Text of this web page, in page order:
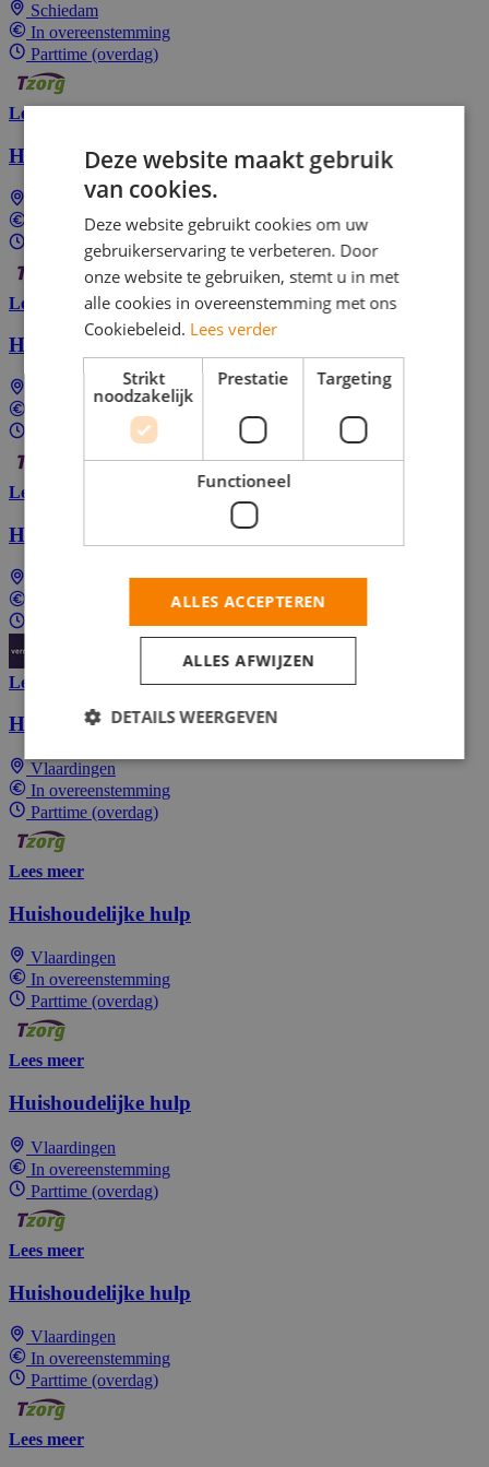
Schiedam
In overeenstemming
Parttime (overdag)
Lees meer
Huishoudelijke hulp
Schiedam
In overeenstemming
Parttime (overdag)
Lees meer
Huishoudelijke hulp
Schiedam
Parttime (overdag)
Lees meer
Horecamanager De Goudse Verzekeringen
Parttime (overdag)
Lees meer
Huishoudelijke hulp
Vlaardingen
In overeenstemming
Parttime (overdag)
Lees meer
Huishoudelijke hulp
Vlaardingen
In overeenstemming
Parttime (overdag)
Lees meer
Huishoudelijke hulp
Vlaardingen
In overeenstemming
Parttime (overdag)
Lees meer
Huishoudelijke hulp
Vlaardingen
In overeenstemming
Parttime (overdag)
Lees meer
Deze website maakt gebruik
van cookies.
Deze website gebruikt cookies om uw
gebruikerservaring te verbeteren. Door
onze website te gebruiken, stemt u in met
alle cookies in overeenstemming met ons
Cookiebeleid. Lees verder
Strikt
noodzakelijk
Prestatie Targeting
Functioneel
ALLES ACCEPTEREN
ALLES AFWIJZEN
DETAILS WEERGEVEN